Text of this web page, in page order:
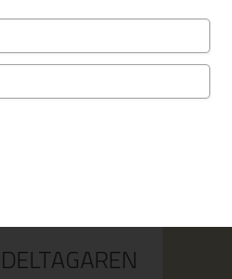
angiven e-
sänds till